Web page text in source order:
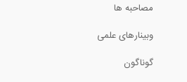
مصاحبه ها
وبینارهای علمی
گوناگون